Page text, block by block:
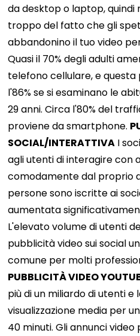
da desktop o laptop,
troppo del fatto che gli
abbandonino il tuo video
Quasi il 70% degli adulti
telefono cellulare, e
l'86% se si esaminano le
29 anni. Circa l'80% del
proviene da smartphone.
SOCIAL/INTERATTIVA I
agli utenti di interagire con
comodamente dal proprio
persone sono iscritte ai
aumentata
L'elevato volume di utenti
pubblicità video sui social
comune per molti
PUBBLICITÀ VIDEO
più di un miliardo di utenti e
visualizzazione media per
40 minuti. Gli annunci